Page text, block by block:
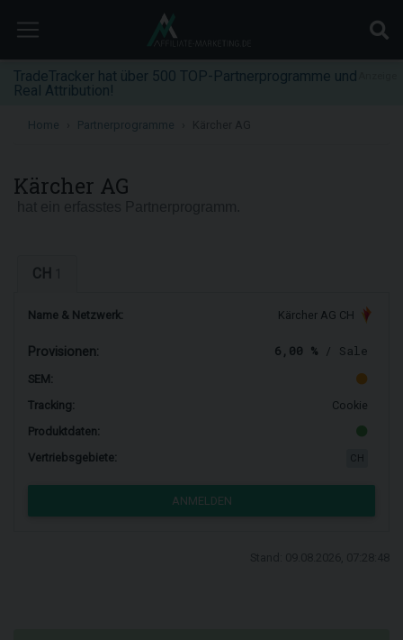
TradeTracker hat über 500 TOP-Partnerprogramme und
Real Attribution!
Home Partnerprogramme
Kärcher AG
CH
Name & Netzwerk: Kärcher AG CH
Provisionen: 6,00 % / Sale
SEM:
Tracking:
Cookie
Produktdaten:
Vertriebsgebiete:
ANMELDEN